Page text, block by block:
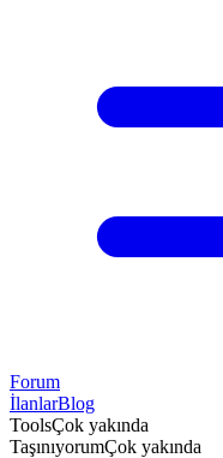
Forum
İlanlarBlog
ToolsÇok yakında
TaşınıyorumÇok yakında